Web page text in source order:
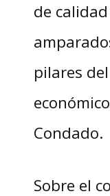
de
pilares
Condado.
Sobre el